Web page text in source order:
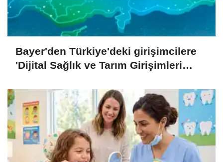
Bayer'den Türkiye'deki girişimcilere
'Dijital Sağlık ve Tarım Girişimleri